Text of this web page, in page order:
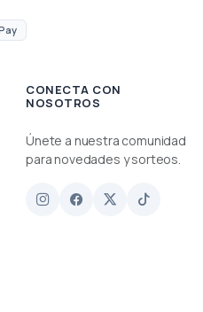
CONECTA CON
NOSOTROS
Únete a nuestra comunidad
para novedades y sorteos.